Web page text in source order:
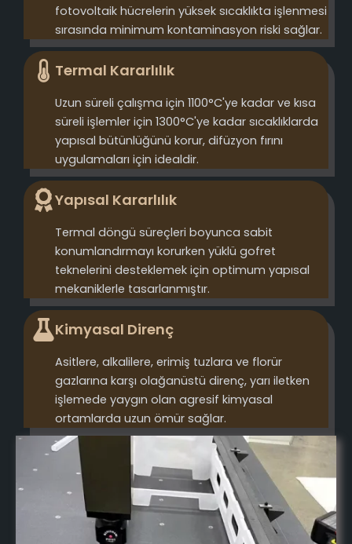
fotovoltaik hücrelerin yüksek sıcaklıkta işlenmesi
sırasında minimum kontaminasyon riski sağlar.
Termal Kararlılık
Uzun süreli çalışma için 1100°C'ye kadar ve kısa
süreli işlemler için 1300°C'ye kadar sıcaklıklarda
yapısal bütünlüğünü korur, difüzyon fırını
uygulamaları için idealdir.
Yapısal Kararlılık
Termal döngü süreçleri boyunca sabit
konumlandırmayı korurken yüklü gofret
teknelerini desteklemek için optimum yapısal
mekaniklerle tasarlanmıştır.
Kimyasal Direnç
Asitlere, alkalilere, erimiş tuzlara ve florür
gazlarına karşı olağanüstü direnç, yarı iletken
işlemede yaygın olan agresif kimyasal
ortamlarda uzun ömür sağlar.